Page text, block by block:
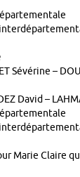
Sévérine –
David –
Marie Claire